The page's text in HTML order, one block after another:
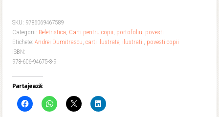
SKU: 9786069467589
Categorii: Beletristica Carti pentru copii portofoliu povesti
Etichete: Andrei Dumitrascu carti ilustrate ilustratii povesti copii
ISBN:
978-606-94675-8-9
Partajează: